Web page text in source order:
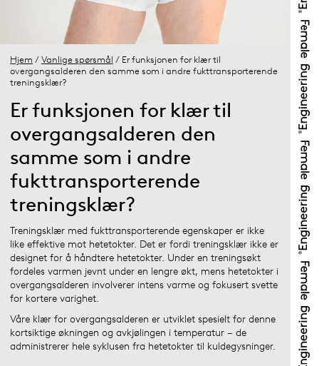
Hjem / Vanlige spørsmål / Er funksjonen for klær til
overgangsalderen den samme som i andre fukttransporterende
treningsklær?
Er funksjonen for klær til
overgangsalderen den
samme som i andre
fukttransporterende
treningsklær?
Treningsklær med fukttransporterende egenskaper er ikke
like effektive mot hetetokter. Det er fordi treningsklær ikke er
designet for å håndtere hetetokter. Under en treningsøkt
fordeles varmen jevnt under en lengre økt, mens hetetokter i
overgangsalderen involverer intens varme og fokusert svette
for kortere varighet.
Våre klær for overgangsalderen er utviklet spesielt for denne
kortsiktige økningen og avkjølingen i temperatur – de
administrerer hele syklusen fra hetetokter til kuldegysninger.